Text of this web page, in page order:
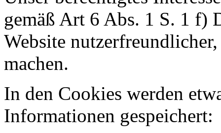
gemäß Art 6 Abs. 1 S. 1 f)
Website
machen.
In den Cookies werden
Informationen gespeichert: